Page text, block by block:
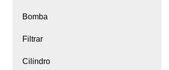
Bomba
Filtrar
Cilindro